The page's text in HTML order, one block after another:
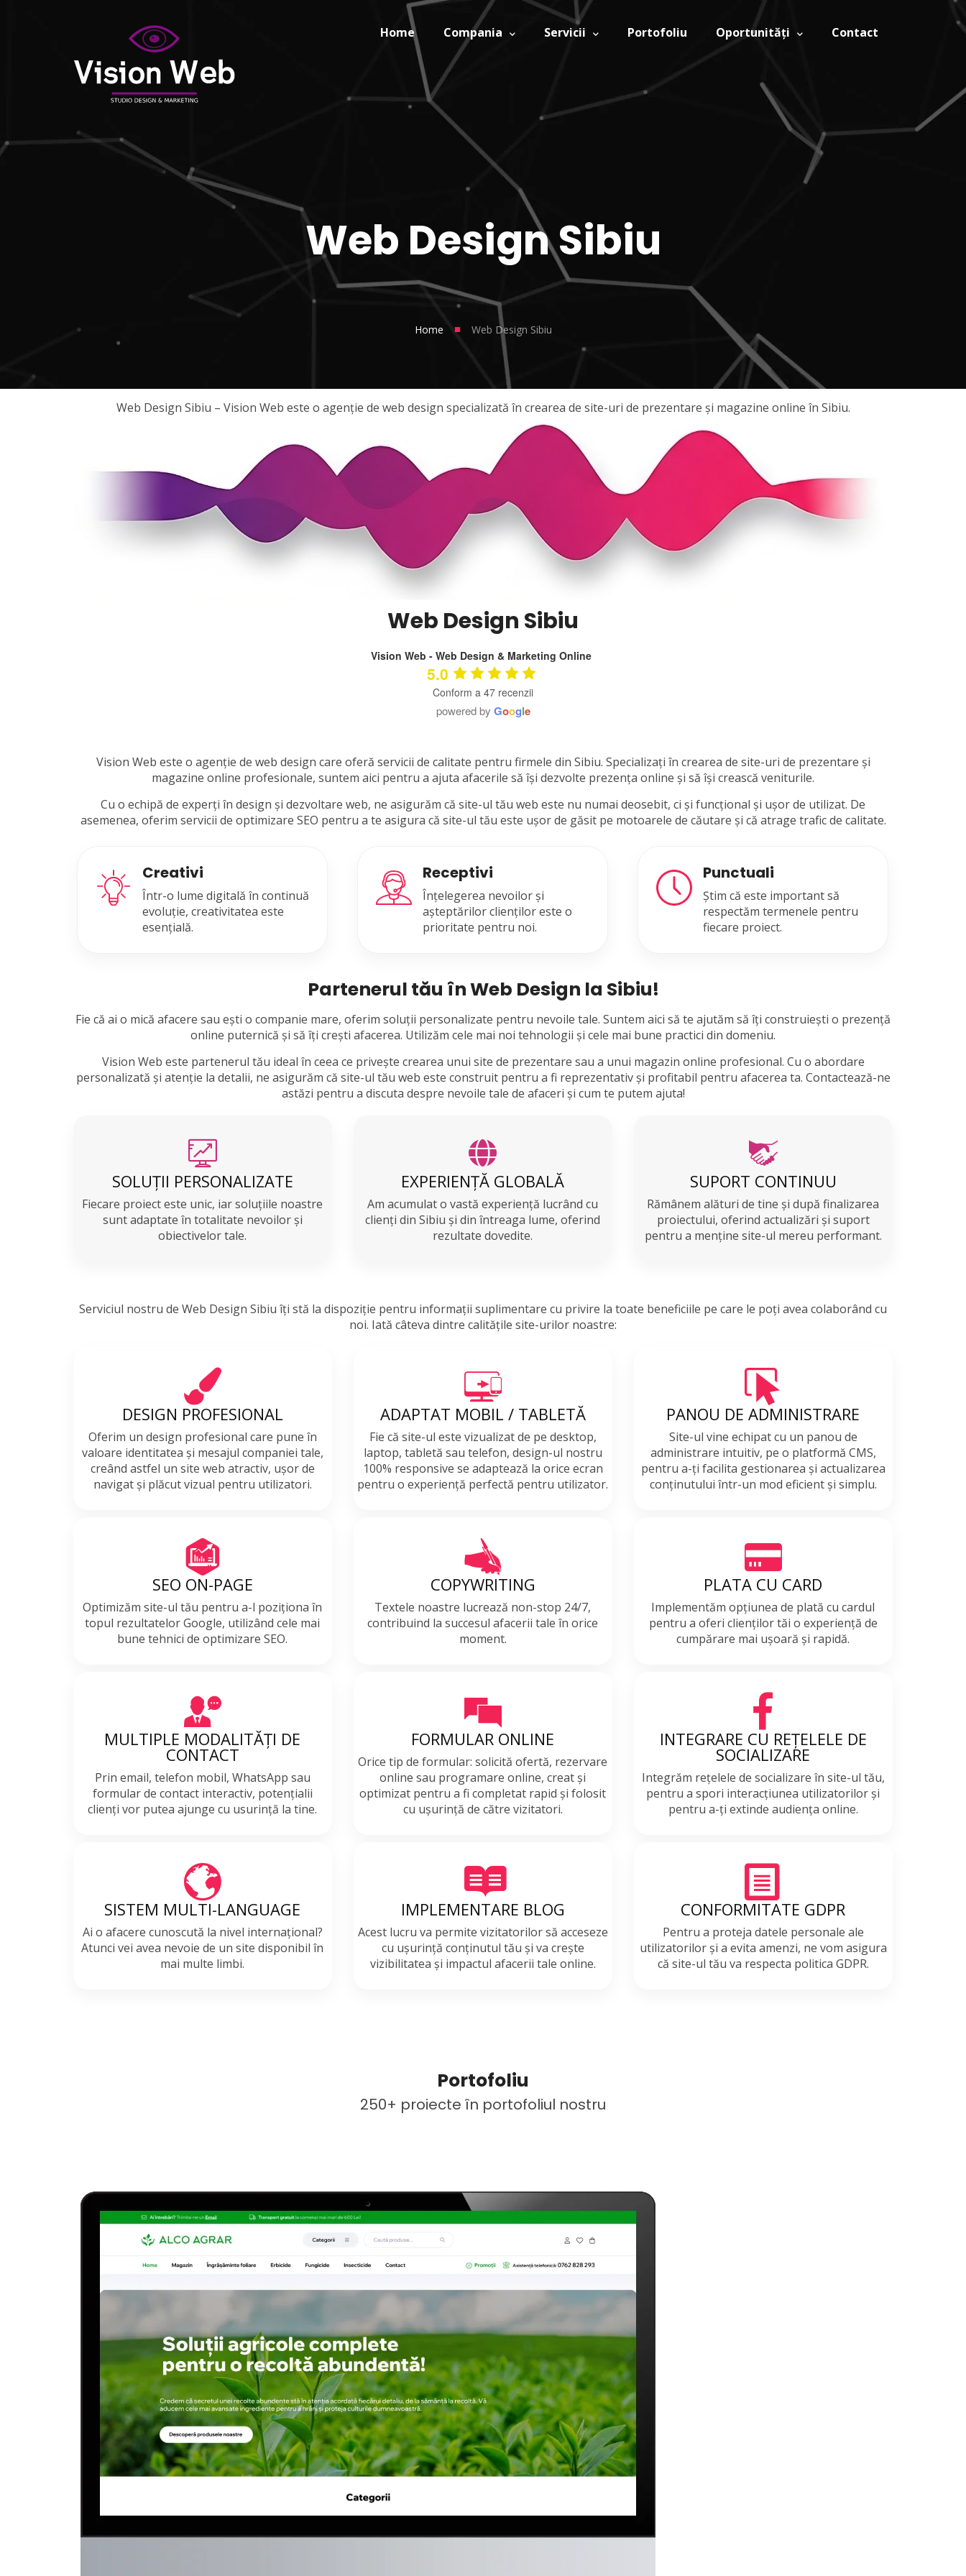
Home Compania Servicii Portofoliu Oportunități Contact
Web Design Sibiu
Home ■ Web Design Sibiu
Web Design Sibiu – Vision Web este o agenție de web design specializată în crearea de site-uri de prezentare și magazine online în Sibiu.
Web Design Sibiu
Vision Web - Web Design & Marketing Online
5.0
Conform a 47 recenzii
powered by Google
Vision Web este o agenție de web design care oferă servicii de calitate pentru firmele din Sibiu. Specializați în crearea de site-uri de prezentare și
magazine online profesionale, suntem aici pentru a ajuta afacerile să își dezvolte prezența online și să își crească veniturile.
Cu o echipă de experți în design și dezvoltare web, ne asigurăm că site-ul tău web este nu numai deosebit, ci și funcțional și ușor de utilizat. De
asemenea, oferim servicii de optimizare SEO pentru a te asigura că site-ul tău este ușor de găsit pe motoarele de căutare și că atrage trafic de calitate.
Creativi
Într-o lume digitală în continuă
evoluție, creativitatea este
esențială.
Receptivi
Înțelegerea nevoilor și
așteptărilor clienților este o
prioritate pentru noi.
Punctuali
Știm că este important să
respectăm termenele pentru
fiecare proiect.
Partenerul tău în Web Design la Sibiu!
Fie că ai o mică afacere sau ești o companie mare, oferim soluții personalizate pentru nevoile tale. Suntem aici să te ajutăm să îți construiești o prezență
online puternică și să îți crești afacerea. Utilizăm cele mai noi tehnologii și cele mai bune practici din domeniu.
Vision Web este partenerul tău ideal în ceea ce privește crearea unui site de prezentare sau a unui magazin online profesional. Cu o abordare
personalizată și atenție la detalii, ne asigurăm că site-ul tău web este construit pentru a fi reprezentativ și profitabil pentru afacerea ta. Contactează-ne
astăzi pentru a discuta despre nevoile tale de afaceri și cum te putem ajuta!
SOLUȚII PERSONALIZATE
Fiecare proiect este unic, iar soluțiile noastre
sunt adaptate în totalitate nevoilor și
obiectivelor tale.
EXPERIENȚĂ GLOBALĂ
Am acumulat o vastă experiență lucrând cu
clienți din Sibiu și din întreaga lume, oferind
rezultate dovedite.
SUPORT CONTINUU
Rămânem alături de tine și după finalizarea
proiectului, oferind actualizări și suport
pentru a menține site-ul mereu performant.
Serviciul nostru de Web Design Sibiu îți stă la dispoziție pentru informații suplimentare cu privire la toate beneficiile pe care le poți avea colaborând cu
noi. Iată câteva dintre calitățile site-urilor noastre:
DESIGN PROFESIONAL
Oferim un design profesional care pune în
valoare identitatea și mesajul companiei tale,
creând astfel un site web atractiv, ușor de
navigat și plăcut vizual pentru utilizatori.
SEO ON-PAGE
Optimizăm site-ul tău pentru a-l poziționa în
topul rezultatelor Google, utilizând cele mai
bune tehnici de optimizare SEO.
MULTIPLE MODALITĂȚI DE
CONTACT
Prin email, telefon mobil, WhatsApp sau
formular de contact interactiv, potențialii
clienți vor putea ajunge cu usurință la tine.
SISTEM MULTI-LANGUAGE
Ai o afacere cunoscută la nivel internațional?
Atunci vei avea nevoie de un site disponibil în
mai multe limbi.
ADAPTAT MOBIL / TABLETĂ
Fie că site-ul este vizualizat de pe desktop,
laptop, tabletă sau telefon, design-ul nostru
100% responsive se adaptează la orice ecran
pentru o experiență perfectă pentru utilizator.
COPYWRITING
Textele noastre lucrează non-stop 24/7,
contribuind la succesul afacerii tale în orice
moment.
FORMULAR ONLINE
Orice tip de formular: solicită ofertă, rezervare
online sau programare online, creat și
optimizat pentru a fi completat rapid și folosit
cu ușurință de către vizitatori.
IMPLEMENTARE BLOG
Acest lucru va permite vizitatorilor să acceseze
cu ușurință conținutul tău și va crește
vizibilitatea și impactul afacerii tale online.
PANOU DE ADMINISTRARE
Site-ul vine echipat cu un panou de
administrare intuitiv, pe o platformă CMS,
pentru a-ți facilita gestionarea și actualizarea
conținutului într-un mod eficient și simplu.
PLATA CU CARD
Implementăm opțiunea de plată cu cardul
pentru a oferi clienților tăi o experiență de
cumpărare mai ușoară și rapidă.
INTEGRARE CU REȚELELE DE
SOCIALIZARE
Integrăm rețelele de socializare în site-ul tău,
pentru a spori interacțiunea utilizatorilor și
pentru a-ți extinde audiența online.
CONFORMITATE GDPR
Pentru a proteja datele personale ale
utilizatorilor și a evita amenzi, ne vom asigura
că site-ul tău va respecta politica GDPR.
Portofoliu
250+ proiecte în portofoliul nostru